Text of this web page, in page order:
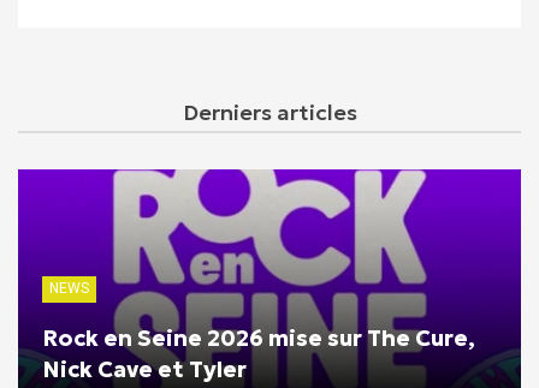
Derniers articles
NEWS
Rock en Seine 2026 mise sur The Cure,
Nick Cave et Tyler